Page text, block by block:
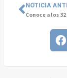
NOTICIA